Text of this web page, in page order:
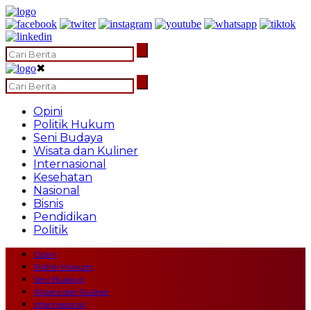
✖
Opini
Politik Hukum
Seni Budaya
Wisata dan Kuliner
Internasional
Kesehatan
Nasional
Bisnis
Pendidikan
Politik
Opini
Politik Hukum
Seni Budaya
Wisata dan Kuliner
Internasional